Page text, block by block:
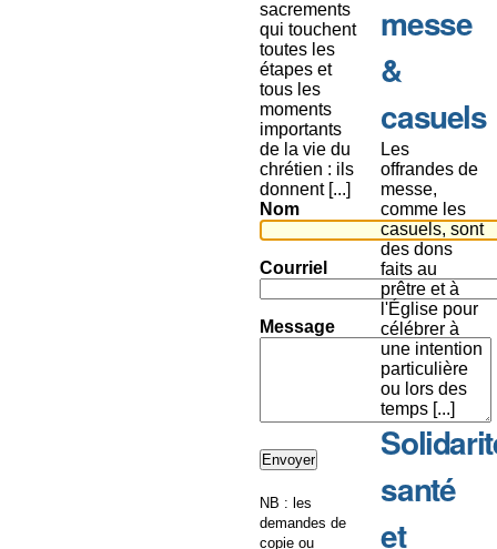
sacrements
qui touchent
toutes les
étapes et
tous les
moments
importants
de la vie du
chrétien : ils
donnent [...]
Nom
Courriel
Message
NB : les
demandes de
copie ou
messe
&
casuels
Les
offrandes de
messe,
comme les
casuels, sont
des dons
faits au
prêtre et à
l'Église pour
célébrer à
une intention
particulière
ou lors des
temps [...]
santé
et